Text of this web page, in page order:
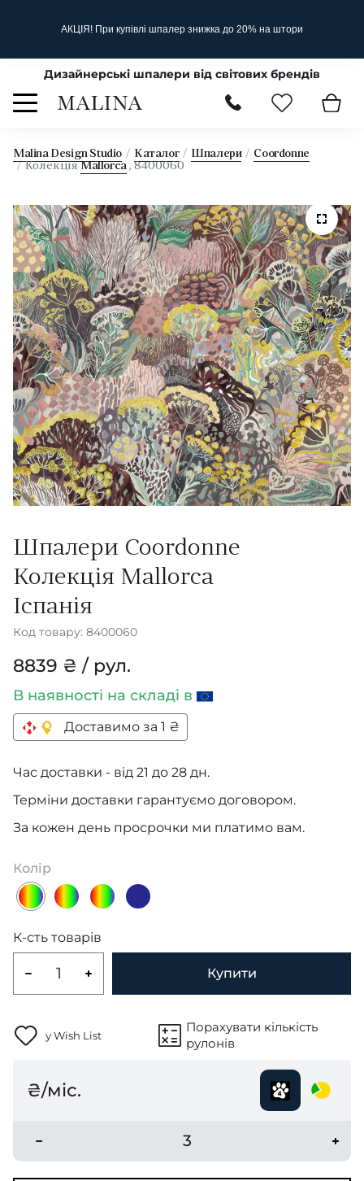
АКЦІЯ! При купівлі шпалер знижка до 20% на штори
Дизайнерські шпалери від світових брендів
Malina Design Studio Каталог Шпалери
Coordonne
Колекція Mallorca, 8400060
Шпалери Coordonne
Колекція Mallorca
Іспанія
Код товару: 8400060
8839 ₴ / рул.
В наявності на складі в
Доставимо за 1 ₴
Час доставки - від 21 до 28 дн.
Терміни доставки гарантуємо договором.
За кожен день просрочки ми платимо вам.
Колір
К-сть товарів
Купити
у Wish List
Порахувати кількість
рулонів
₴/міс.
3